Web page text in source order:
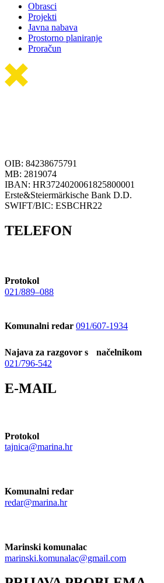
Obrasci
Projekti
Javna nabava
Prostorno planiranje
Proračun
OIB: 84238675791
MB: 2819074
IBAN: HR3724020061825800001
Erste&Steiermärkische Bank D.D.
SWIFT/BIC: ESBCHR22
TELEFON
Protokol
021/889–088
Komunalni redar 091/607-1934
Najava za razgovor s načelnikom
021/796-542
E-MAIL
Protokol
tajnica@marina.hr
Komunalni redar
redar@marina.hr
Marinski komunalac
marinski.komunalac@gmail.com